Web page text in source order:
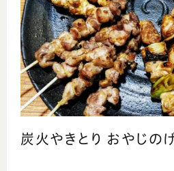
炭火やきとり おやじの